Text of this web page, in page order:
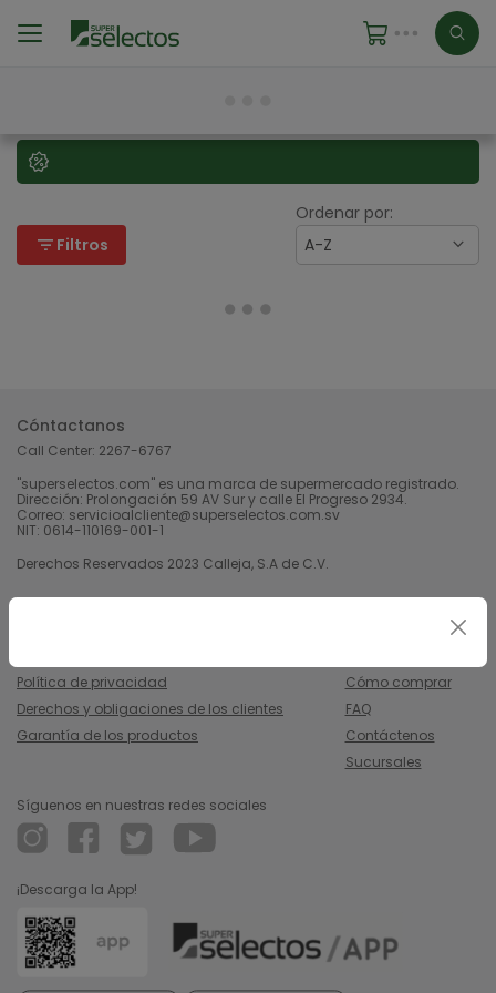
filter_list Filtros
Ordenar por:
A-Z
Cóntactanos
Call Center: 2267-6767
"superselectos.com" es una marca de supermercado registrado.
Dirección: Prolongación 59 AV Sur y calle El Progreso 2934.
Correo: servicioalcliente@superselectos.com.sv
NIT: 0614-110169-001-1
Derechos Reservados 2023 Calleja, S.A de C.V.
Política de privacidad
Derechos y obligaciones de los clientes
Garantía de los productos
Cómo comprar
FAQ
Contáctenos
Sucursales
Síguenos en nuestras redes sociales
¡Descarga la App!